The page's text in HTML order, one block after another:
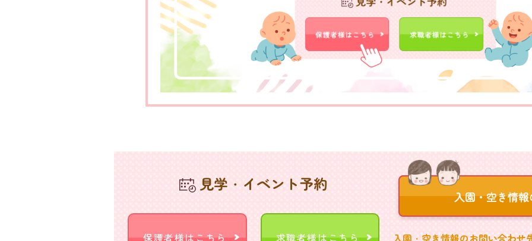
見学・イベント予約
保護者様はこちら 求職者様はこちら 入園・空き情報のお問い合わせ